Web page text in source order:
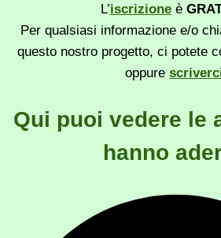
L’iscrizioneè
Per qualsiasi informazione e/o
questo nostro progetto, ci potete
oppure
Qui puoi vedere le
hanno